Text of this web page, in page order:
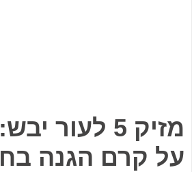
מזיק 5 לעור
על קרם הגנה